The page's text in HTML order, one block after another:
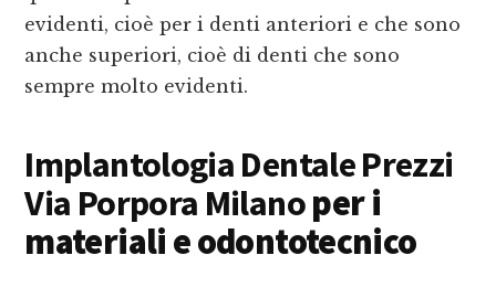
evidenti, cioè per i denti anteriori e che sono
anche superiori, cioè di denti che sono
sempre molto evidenti.
Implantologia Dentale Prezzi
Via Porpora Milanoper i
materiali e odontotecnico